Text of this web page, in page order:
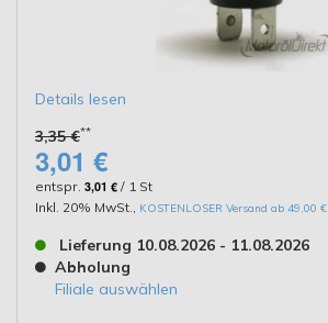
Details lesen
3,35 €**
3,01 €
entspr. 3,01 € / 1 St
Inkl. 20% MwSt.
KOSTENLOSER Versand ab 49,00 €
Lieferung 10.08.2026 - 11.08.2026
Abholung
Filiale auswählen